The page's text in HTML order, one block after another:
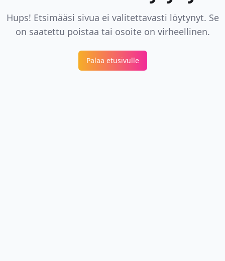
Hups! Etsimääsi sivua ei valitettavasti löytynyt. Se
on saatettu poistaa tai osoite on virheellinen.
Palaa etusivulle